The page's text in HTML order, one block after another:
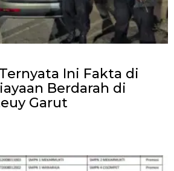
Ini Fakta di
Berdarah di
Garut